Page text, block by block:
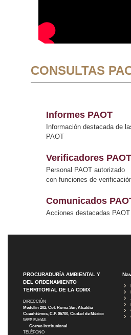
CONSULTAS
Informes PAOT
Información destacada de
PAOT
Verificadores PAOT
Personal PAOT autorizado
con funciones de
Comunicados
Acciones destacadas PAOT
PROCURADURÍA AMBIENTAL Y
DEL ORDENAMIENTO
TERRITORIAL DE LA CDMX
DIRECCIÓN
Medellín 202, Col. Roma Sur, Alcaldía
Cuauhtémoc, C.P. 06700, Ciudad de México
WEB E-MAIL
Correo Institucional
TELÉFONO